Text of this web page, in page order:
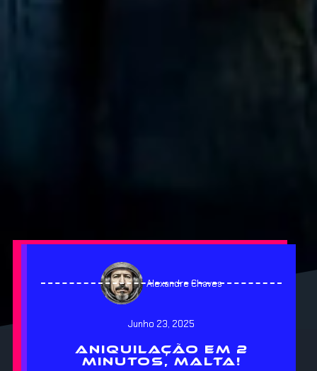
Alexandre Chaves
Junho 23, 2025
ANIQUILAÇÃO EM 2
MINUTOS, MALTA!